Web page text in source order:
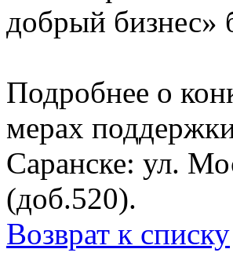
добрый бизнес»
Подробнее о
мерах
Саранске: ул.
(доб.520).
Возврат к списку